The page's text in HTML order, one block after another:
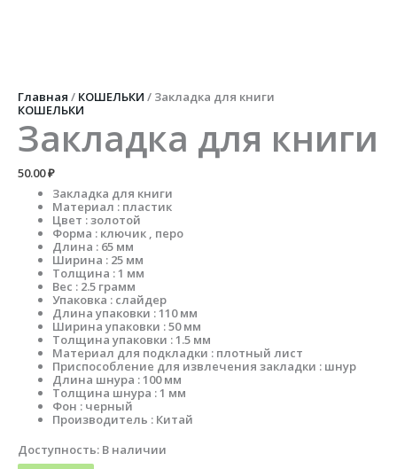
Главная / КОШЕЛЬКИ / Закладка для книги
КОШЕЛЬКИ
Закладка для книги
50.00₽
Закладка для книги
Материал : пластик
Цвет : золотой
Форма : ключик , перо
Длина : 65 мм
Ширина : 25 мм
Толщина : 1 мм
Вес : 2.5 грамм
Упаковка : слайдер
Длина упаковки : 110 мм
Ширина упаковки : 50 мм
Толщина упаковки : 1.5 мм
Материал для подкладки : плотный лист
Приспособление для извлечения закладки : шнур
Длина шнура : 100 мм
Толщина шнура : 1 мм
Фон : черный
Производитель : Китай
Доступность: В наличии
для
книги